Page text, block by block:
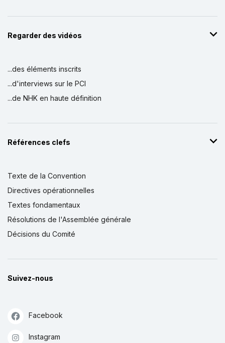
Regarder des vidéos
...des éléments inscrits
...d'interviews sur le PCI
...de NHK en haute définition
Références clefs
Texte de la Convention
Directives opérationnelles
Textes fondamentaux
Résolutions de l'Assemblée générale
Décisions du Comité
Suivez-nous
Facebook
Instagram